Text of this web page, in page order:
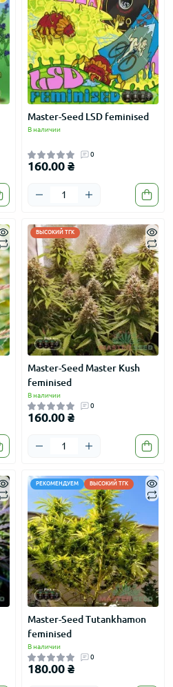
Master-Seed LSD feminised
В наличии
0
160.00 ₴
ВЫСОКИЙ ТГК
Master-Seed Master Kush
feminised
В наличии
0
160.00 ₴
РЕКОМЕНДУЕМ ВЫСОКИЙ ТГК
Master-Seed Tutankhamon
feminised
В наличии
0
180.00 ₴